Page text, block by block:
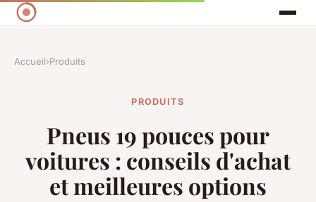
Accueil›Produits
PRODUITS
Pneus 19 pouces pour
voitures : conseils d'achat
et meilleures options